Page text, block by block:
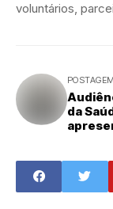
voluntários,
da
2026